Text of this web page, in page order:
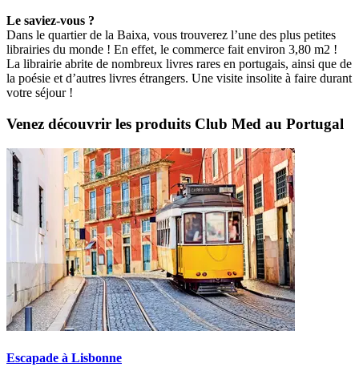
Le saviez-vous ?
Dans le quartier de la Baixa, vous trouverez l’une des plus petites
librairies du monde ! En effet, le commerce fait environ 3,80 m2 !
La librairie abrite de nombreux livres rares en portugais, ainsi que de
la poésie et d’autres livres étrangers. Une visite insolite à faire durant
votre séjour !
Venez découvrir les produits Club Med au Portugal
Escapade à Lisbonne